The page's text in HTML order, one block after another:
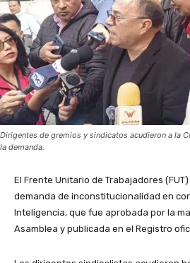
Dirigentes de gremios y sindicatos acudieron a la
la demanda.
El Frente Unitario de Trabajadores
demanda de inconstitucionalidad en
Inteligencia, que fue aprobada por la
Asamblea y publicada en el Registro